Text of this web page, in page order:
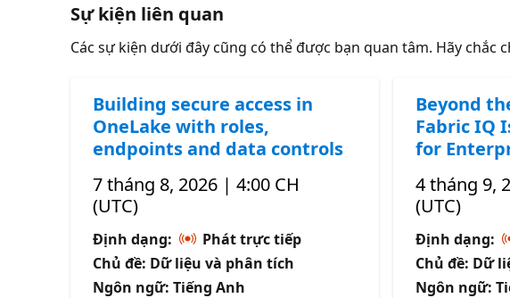
Sự kiện liên quan
Các sự kiện dưới đây cũng có thể được bạn quan tâm. Hãy chắc
Building secure access in
OneLake with roles,
endpoints and data controls
7 tháng 8, 2026 | 4:00 CH
(UTC)
Định dạng:
Phát trực tiếp
Chủ đề: Dữ liệu và phân tích
Ngôn ngữ: Tiếng Anh
Beyond
Fabric IQ
for
4 tháng 9,
(UTC)
Định dạng:
Chủ đề: Dữ
Ngôn ngữ: